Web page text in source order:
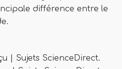
différence entre le
| Sujets ScienceDirect.